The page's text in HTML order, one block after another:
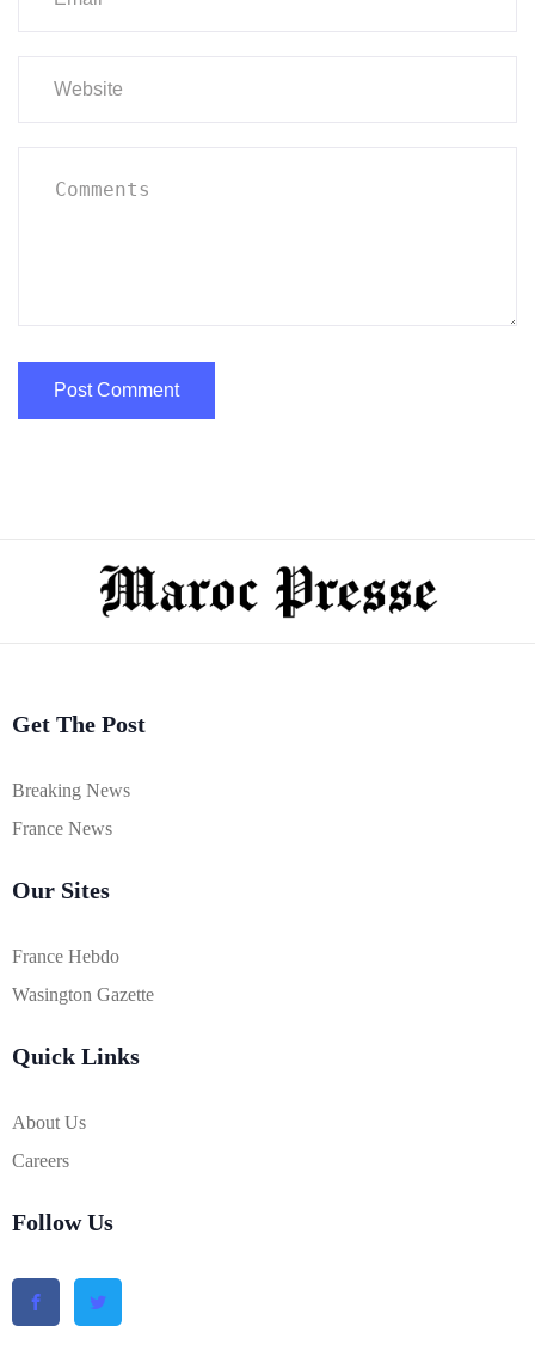
Get The Post
Breaking News
France News
Our Sites
France Hebdo
Wasington Gazette
Quick Links
About Us
Careers
Follow Us